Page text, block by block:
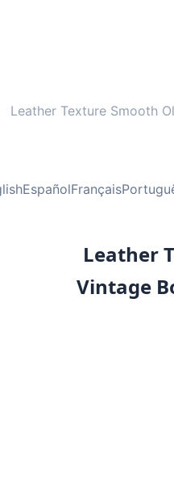
Leather Texture
EnglishEspañolFrançais